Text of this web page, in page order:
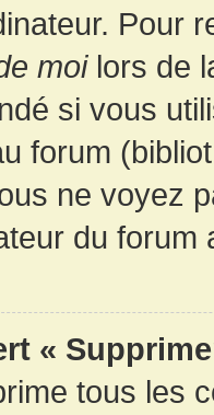
Pour
moilors de
si vous
forum
ne voyez
du forum
«
tous les